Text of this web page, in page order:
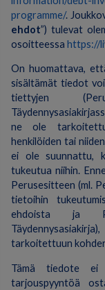
programme/.
ehdot”) tulevat
osoitteessa https://
On huomattava,
sisältämät tiedot
tiettyjen
ne ole
henkilöiden tai
ei ole suunnattu,
tukeutua niihin.
Perusesitteen (ml.
tietoihin
ehdoista ja
tarkoitettuun
Tämä tiedote ei
tarjouspyyntöä